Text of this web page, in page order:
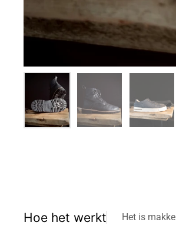
Hoe het werkt Het is